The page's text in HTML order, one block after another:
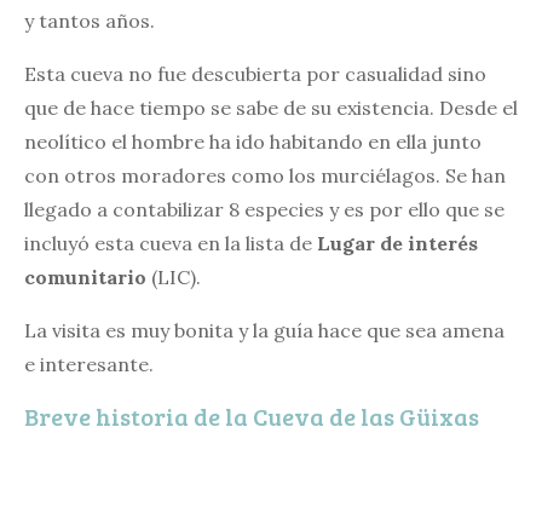
y tantos años.
Esta cueva no fue descubierta por casualidad sino
que de hace tiempo se sabe de su existencia. Desde el
neolítico el hombre ha ido habitando en ella junto
con otros moradores como los murciélagos. Se han
llegado a contabilizar 8 especies y es por ello que se
incluyó esta cueva en la lista de Lugar de interés
comunitario (LIC).
La visita es muy bonita y la guía hace que sea amena
e interesante.
Breve historia de la Cueva de las Güixas